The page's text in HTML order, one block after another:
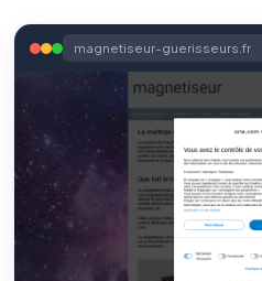
magnetiseur-guerisseurs.fr